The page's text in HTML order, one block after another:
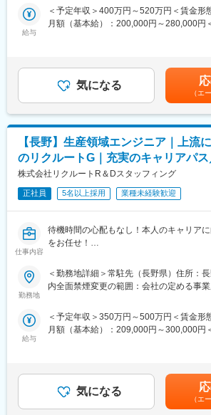
◇Value：新しい未来に貢献する。DX化
ーの改善による企業の生産性向上への貢
・検査業務の理解、製品知識の習得
・社内外調整（営業・製造・生産管理と
・品質改善の推進
・クレームや不具合対応の一次窓口とし
・現在の責任者から直接引継ぎが可能
・品質保証領域の中核人材としてキャリア
す
■部門構成
・品質保証体制：4名（責任者1名＋検査
・今回採用は責任者の後任ポジションとな
・現在1名体制で担っている業務を引き継
務に関わることができます
■キャリアパスについて
・本ポジションは品質保証体制の中核を担
す
・将来的にはリーダー・マネジメントへ
■教育体制・働き方
・業務の特性上、調整力やコミュニケー
給与
＜予定年収＞400万円～520万円＜賃金形
月額（基本給）：200,000円～280,000円
考を通じて上下する可能性があります。
めた表記です。
気になる
（エ
【長野】生産領域エンジニア｜上流
のリクルートG｜充実のキャリアパ
株式会社リクルートR＆Dスタッフィング
正社員 5名以上採用 業種未経験歓迎
仕事内容
待機時間の心配もなし！本人のキャリア
をお任せ！
◎定期的なカウンセリングでキャリアを
て、様々なメーカーで業務を担当してい
※入社後はあなたの希望や興味を最大限考
・完成車メーカーでのサプライヤとの品
・完成車メーカーでの製品の品質に関す
・部品メーカーでの生産設備の保全計画
勤務地
＜勤務地詳細＞常駐先（長野県）住所：
内全面禁煙変更の範囲：会社の定める事
給与
＜予定年収＞350万円～500万円＜賃金形
月額（基本給）：209,000円～300,000円
じて上下する可能性があります。月給(月
記です。気になる
（エ